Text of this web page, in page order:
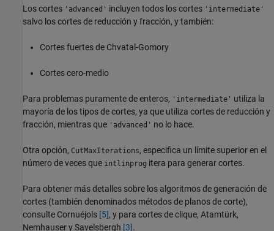
Los cortes 'advanced' incluyen todos los cortes 'intermediate'
salvo los cortes de reducción y fracción, y también:
Cortes fuertes de Chvatal-Gomory
Cortes cero-medio
Para problemas puramente de enteros, 'intermediate' utiliza la
mayoría de los tipos de cortes, ya que utiliza cortes de reducción y
fracción, mientras que 'advanced' no lo hace.
Otra opción, CutMaxIterations, especifica un límite superior en el
número de veces que intlinprog itera para generar cortes.
Para obtener más detalles sobre los algoritmos de generación de
cortes (también denominados métodos de planos de corte),
consulte Cornuéjols [5], y para cortes de clique, Atamtürk,
Nemhauser y Savelsbergh [3].